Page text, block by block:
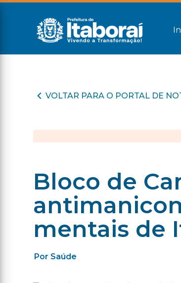
VOLTAR PARA O PORTAL DE
Bloco de
mentais de
Por Saúde